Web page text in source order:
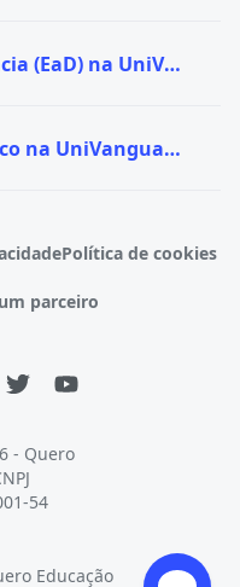
Ver todas as vagas A distância (EaD) na UniVanguard
Ver todas as vagas de Técnico na UniVanguard
Política de cookies
parceiro
- Quero
54
Educação